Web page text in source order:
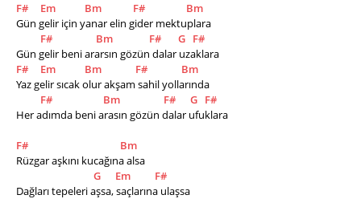
F# Em Bm F#
Bm
Gün gelir için yanar elin gider mektuplara
F#
Bm F# G F#
Gün gelir beni ararsın gözün dalar uzaklara
F#
Em Bm F#
Bm
Yaz gelir sıcak olur akşam sahil yollarında
F#
Bm F# G F#
Her adımda beni arasın gözün dalar ufuklara
F#
Bm
Rüzgar aşkını kucağına alsa
G
Em
F#
Dağları tepeleri aşsa, saçlarına ulaşsa